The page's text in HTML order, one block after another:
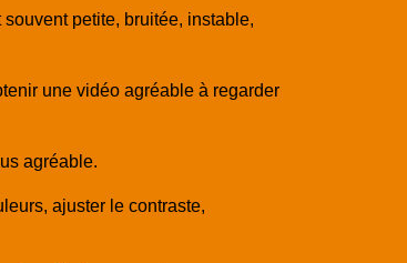
petite, bruitée, instable,
une vidéo agréable à regarder
agréable.
ajuster le contraste,